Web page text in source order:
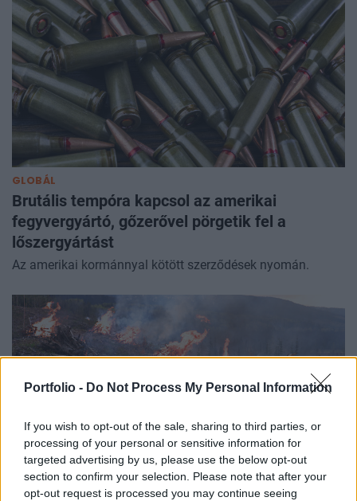
Portfolio - Do Not Process My Personal Information
If you wish to opt-out of the sale, sharing to third parties, or
processing of your personal or sensitive information for
targeted advertising by us, please use the below opt-out
section to confirm your selection. Please note that after your
opt-out request is processed you may continue seeing
GLOBÁL
Brutális tempóra kapcsol az amerikai
fegyvergyártó, gőzerővel pörgetik fel a
lőszergyártást
Az amerikai kormánnyal kötött szerződések nyomán.
BEFEKTETÉS